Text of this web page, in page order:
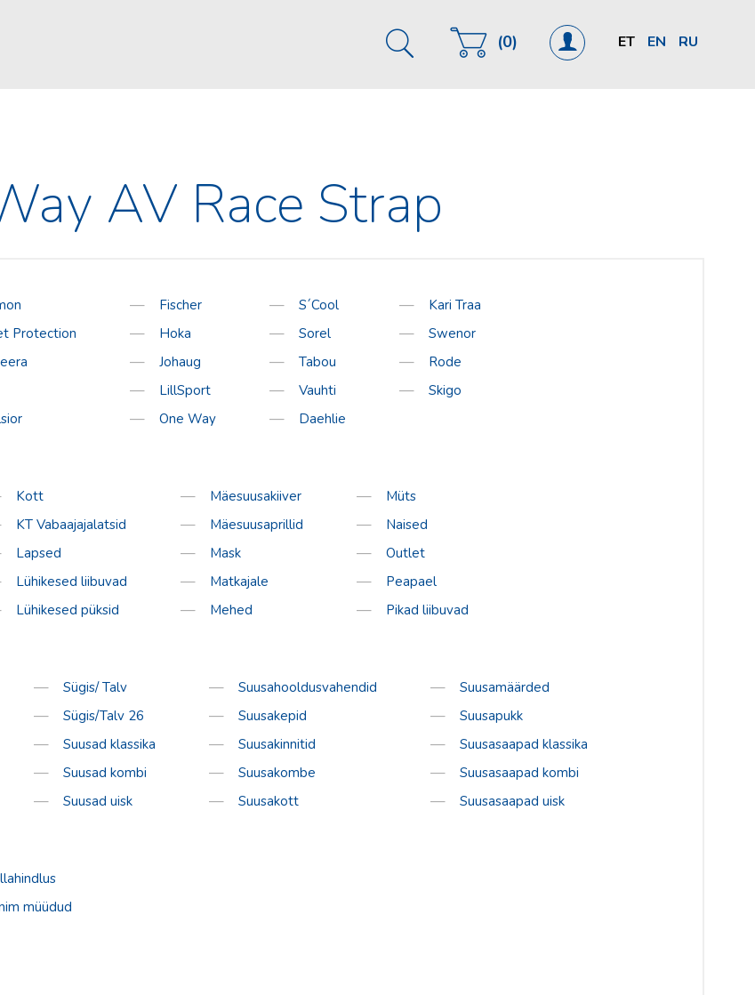
RU
EN
ET
(0)
AV Race Strap
Protection
Fischer
Hoka
Johaug
LillSport
One Way
S´Cool
Sorel
Tabou
Vauhti
Daehlie
Kari Traa
Swenor
Rode
Skigo
Kott
KT Vabaajajalatsid
Lapsed
Lühikesed liibuvad
Lühikesed püksid
Mäesuusakiiver
Mäesuusaprillid
Mask
Matkajale
Mehed
Müts
Naised
Outlet
Peapael
Pikad liibuvad
Sügis/ Talv
Sügis/Talv 26
Suusad klassika
Suusad kombi
Suusad uisk
Suusahooldusvahendid
Suusakepid
Suusakinnitid
Suusakombe
Suusakott
Suusamäärded
Suusapukk
Suusasaapad klassika
Suusasaapad kombi
Suusasaapad uisk
müüdud
10:00 – 18:00
P
10:00 – 16:00
782 1916